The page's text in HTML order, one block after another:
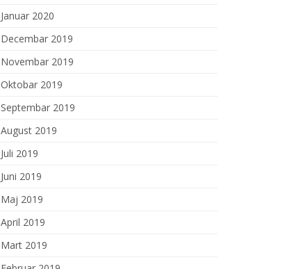
Januar 2020
Decembar 2019
Novembar 2019
Oktobar 2019
Septembar 2019
August 2019
Juli 2019
Juni 2019
Maj 2019
April 2019
Mart 2019